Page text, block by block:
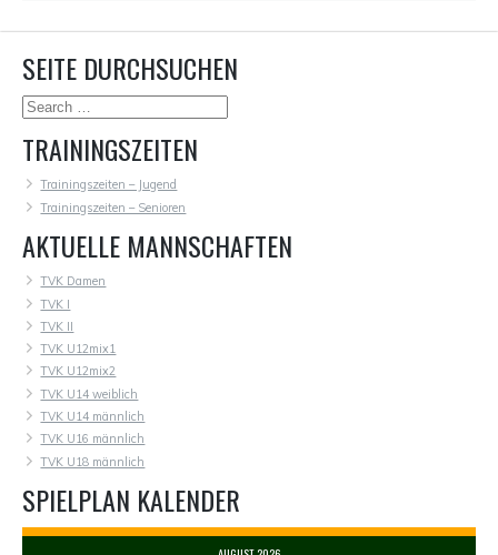
SEITE DURCHSUCHEN
TRAININGSZEITEN
Trainingszeiten – Jugend
Trainingszeiten – Senioren
AKTUELLE MANNSCHAFTEN
TVK Damen
TVK I
TVK II
TVK U12mix1
TVK U12mix2
TVK U14 weiblich
TVK U14 männlich
TVK U16 männlich
TVK U18 männlich
SPIELPLAN KALENDER